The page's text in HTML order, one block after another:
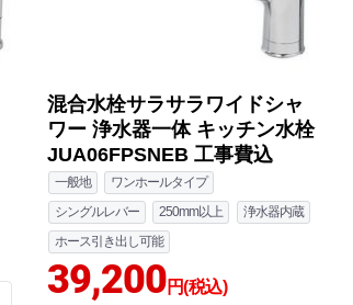
混合水栓サラサラワイドシャ
ワー 浄水器一体 キッチン水栓
JUA06FPSNEB 工事費込
一般地
ワンホールタイプ
シングルレバー
250mm以上
浄水器内蔵
ホース引き出し可能
39,200円(税込)